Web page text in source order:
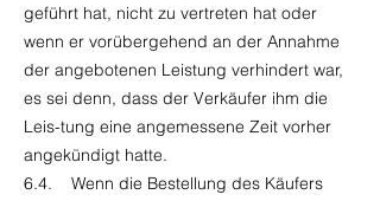
geführt hat, nicht zu vertreten hat oder
wenn er vorübergehend an der Annahme
der angebotenen Leistung verhindert war,
es sei denn, dass der Verkäufer ihm die
Leis-tung eine angemessene Zeit vorher
angekündigt hatte.
6.4. Wenn die Bestellung des Käufers